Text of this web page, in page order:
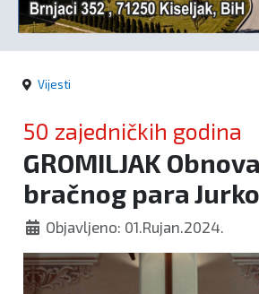
Politika
Vijesti
50 zajedničkih godina
GROMILJAK
bračnog para
Objavljeno: 01.Rujan.2024.